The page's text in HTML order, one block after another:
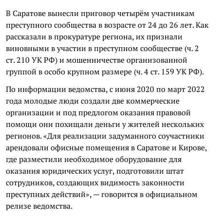
В Саратове вынесли приговор четырём участникам
преступного сообщества в возрасте от 24 до 26 лет. Как
рассказали в прокуратуре региона, их признали
виновными в участии в преступном сообществе (ч. 2
ст. 210 УК РФ) и мошенничестве организованной
группой в особо крупном размере (ч. 4 ст. 159 УК РФ).
По информации ведомства, с июня 2020 по март 2022
года молодые люди создали две коммерческие
организации и под предлогом оказания правовой
помощи они похищали деньги у жителей нескольких
регионов. «Для реализации задуманного соучастники
арендовали офисные помещения в Саратове и Кирове,
где разместили необходимое оборудование для
оказания юридических услуг, подготовили штат
сотрудников, создающих видимость законности
преступных действий», — говорится в официальном
релизе ведомства.